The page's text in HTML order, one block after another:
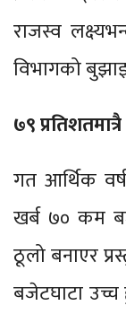
राजस्व
विभागको
७९
गत आर्थिक
खर्ब ७० कम
ठूलो बनाएर
बजेटघाटा